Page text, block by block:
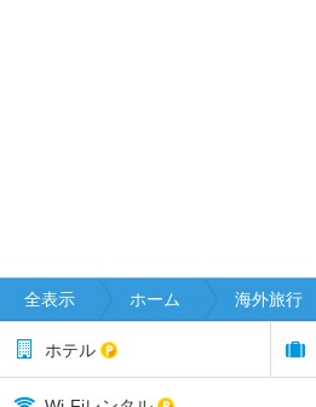
全表示 ホーム 海外旅行
ホテル